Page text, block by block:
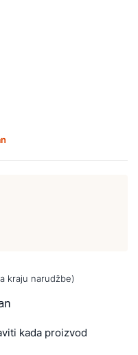
kraju narudžbe)
kada proizvod